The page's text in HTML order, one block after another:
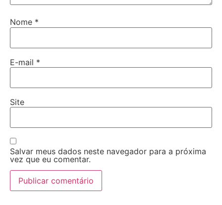
Nome *
E-mail *
Site
Salvar meus dados neste navegador para a próxima
vez que eu comentar.